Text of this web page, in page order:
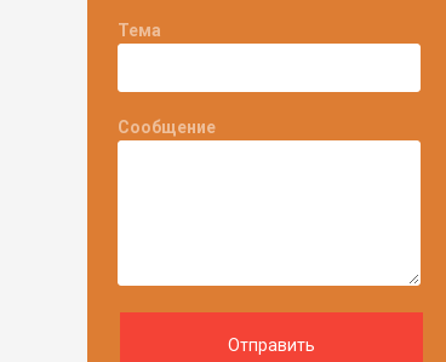
Тема
Сообщение